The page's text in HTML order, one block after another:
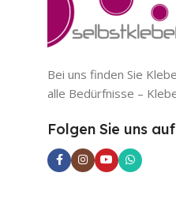
Bei uns finden Sie
alle Bedürfnisse –
Folgen Sie uns auf